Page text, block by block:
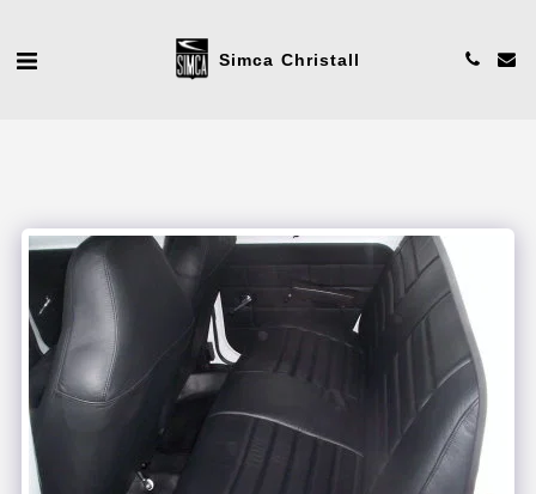
Simca Christall